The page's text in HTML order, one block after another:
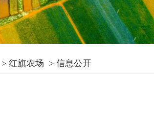
> 红旗农场 > 信息公开